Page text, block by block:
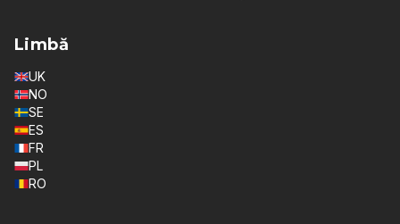
Limbă
UK
NO
SE
ES
FR
PL
RO